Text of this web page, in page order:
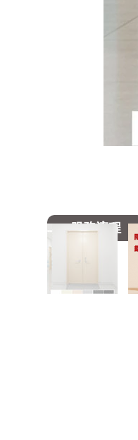
服務流程